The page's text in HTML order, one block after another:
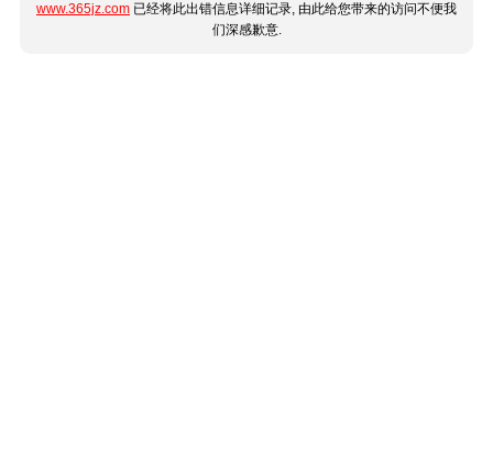
www.365jz.com 已经将此出错信息详细记录, 由此给您带来的访问不便我
们深感歉意.